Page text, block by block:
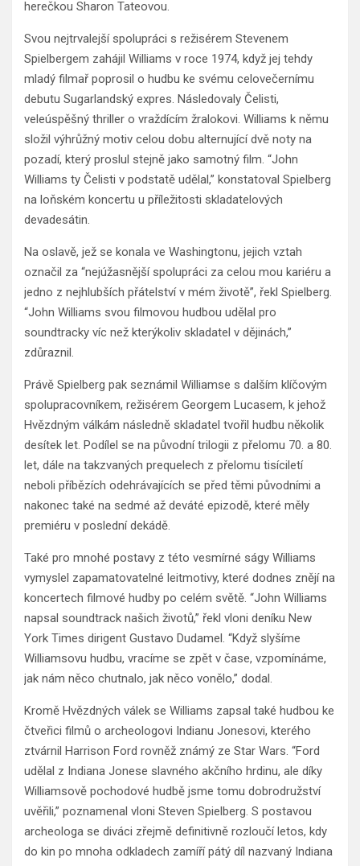
herečkou Sharon Tateovou.
Svou nejtrvalejší spolupráci s režisérem Stevenem
Spielbergem zahájil Williams v roce 1974, když jej tehdy
mladý filmař poprosil o hudbu ke svému celovečernímu
debutu Sugarlandský expres. Následovaly Čelisti,
veleúspěšný thriller o vraždícím žralokovi. Williams k němu
složil výhrůžný motiv celou dobu alternující dvě noty na
pozadí, který proslul stejně jako samotný film. “John
Williams ty Čelisti v podstatě udělal,” konstatoval Spielberg
na loňském koncertu u příležitosti skladatelových
devadesátin.
Na oslavě, jež se konala ve Washingtonu, jejich vztah
označil za “nejúžasnější spolupráci za celou mou kariéru a
jedno z nejhlubších přátelství v mém životě”, řekl Spielberg.
“John Williams svou filmovou hudbou udělal pro
soundtracky víc než kterýkoliv skladatel v dějinách,”
zdůraznil.
Právě Spielberg pak seznámil Williamse s dalším klíčovým
spolupracovníkem, režisérem Georgem Lucasem, k jehož
Hvězdným válkám následně skladatel tvořil hudbu několik
desítek let. Podílel se na původní trilogii z přelomu 70. a 80.
let, dále na takzvaných prequelech z přelomu tisíciletí
neboli příbězích odehrávajících se před těmi původními a
nakonec také na sedmé až deváté epizodě, které měly
premiéru v poslední dekádě.
Také pro mnohé postavy z této vesmírné ságy Williams
vymyslel zapamatovatelné leitmotivy, které dodnes znějí na
koncertech filmové hudby po celém světě. “John Williams
napsal soundtrack našich životů,” řekl vloni deníku New
York Times dirigent Gustavo Dudamel. “Když slyšíme
Williamsovu hudbu, vracíme se zpět v čase, vzpomínáme,
jak nám něco chutnalo, jak něco vonělo,” dodal.
Kromě Hvězdných válek se Williams zapsal také hudbou ke
čtveřici filmů o archeologovi Indianu Jonesovi, kterého
ztvárnil Harrison Ford rovněž známý ze Star Wars. “Ford
udělal z Indiana Jonese slavného akčního hrdinu, ale díky
Williamsově pochodové hudbě jsme tomu dobrodružství
uvěřili,” poznamenal vloni Steven Spielberg. S postavou
archeologa se diváci zřejmě definitivně rozloučí letos, kdy
do kin po mnoha odkladech zamíří pátý díl nazvaný Indiana